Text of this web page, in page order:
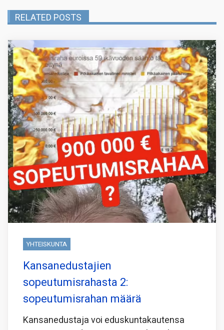
RELATED POSTS
YHTEISKUNTA
Kansanedustajien
sopeutumisrahasta 2:
sopeutumisrahan määrä
Kansanedustaja voi eduskuntakautensa